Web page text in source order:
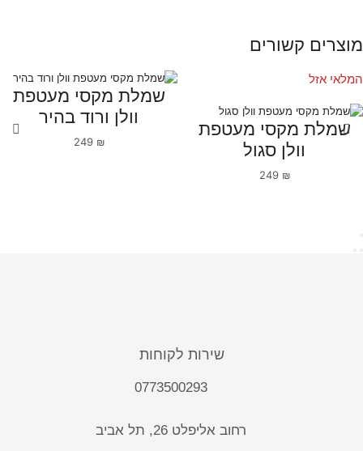
מוצרים קשורים
המלאי אזל
שמלת מקסי מעטפת
וולן סגול
249 ₪
שמלת מקסי מעטפת
וולן ורוד בהיר
249 ₪
שירות לקוחות
0773500293
רחוב אליפלט 26, תל אביב